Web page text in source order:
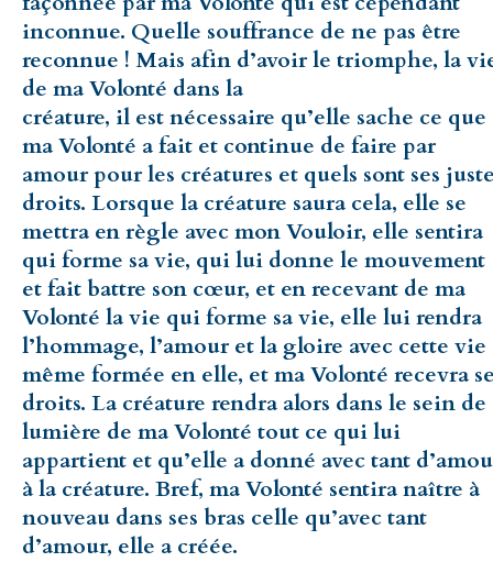
inconnue. Quelle souffrance de ne pas être
reconnue ! Mais afin d’avoir le triomphe, la
de ma Volonté dans la
créature, il est nécessaire qu’elle sache ce que
ma Volonté a fait et continue de faire par
amour pour les créatures et quels sont ses
droits. Lorsque la créature saura cela, elle se
mettra en règle avec mon Vouloir, elle sentira
qui forme sa vie, qui lui donne le mouvement
et fait battre son cœur, et en recevant de ma
Volonté la vie qui forme sa vie, elle lui rendra
l’hommage, l’amour et la gloire avec cette vie
même formée en elle, et ma Volonté recevra
droits. La créature rendra alors dans le sein de
lumière de ma Volonté tout ce qui lui
appartient et qu’elle a donné avec tant
à la créature. Bref, ma Volonté sentira naître à
nouveau dans ses bras celle qu’avec tant
d’amour, elle a créée.